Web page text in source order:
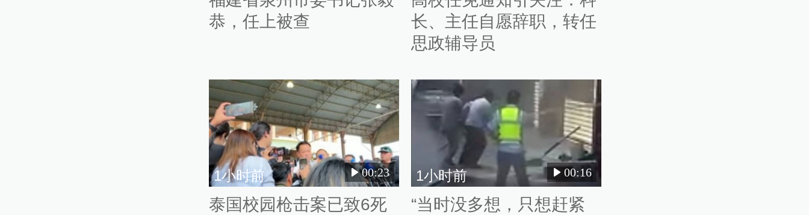
恭，任上被查
长、主任自愿辞职，转任
思政辅导员
1小时前 00:23
泰国校园枪击案已致6死
1小时前 00:16
“当时没多想，只想赶紧